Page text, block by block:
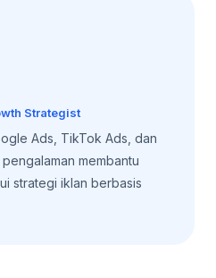
Strategist
Ads, TikTok Ads, dan
membantu
strategi iklan berbasis